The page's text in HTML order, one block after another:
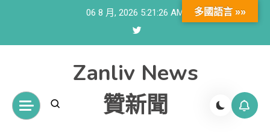
06 8 月, 2026 5:21:27 AM
Zanliv News
贊新聞
多國語言 »»